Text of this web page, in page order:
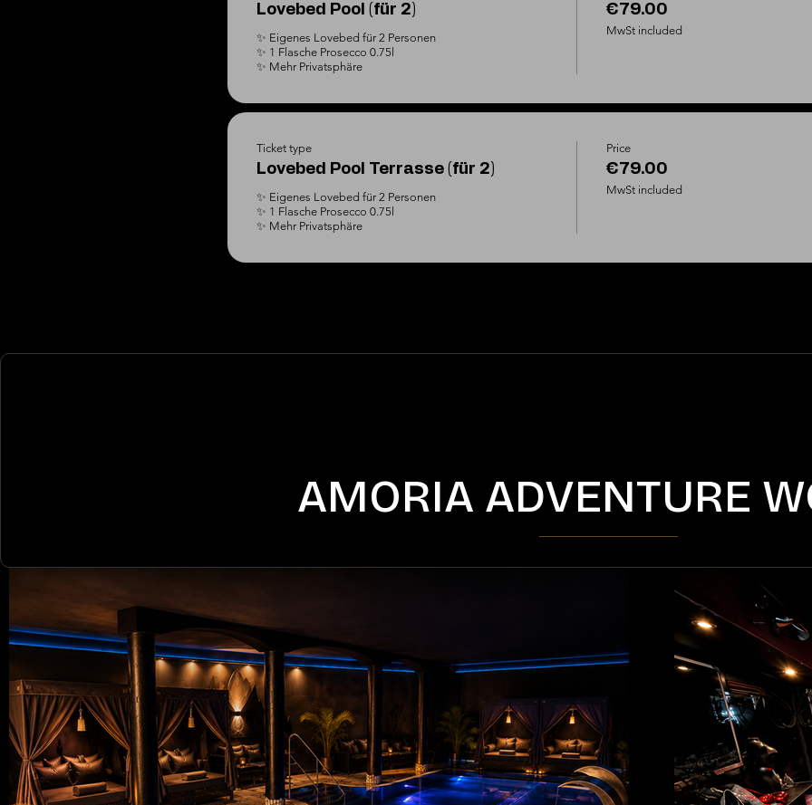
Lovebed Pool (für 2)
✨ Eigenes Lovebed für 2 Personen
✨ 1 Flasche Prosecco 0.75l
✨ Mehr Privatsphäre
€79.00
MwSt included
Ticket type
Lovebed Pool Terrasse (für 2)
✨ Eigenes Lovebed für 2 Personen
✨ 1 Flasche Prosecco 0.75l
✨ Mehr Privatsphäre
Price
€79.00
MwSt included
AMORIA ADVENTURE